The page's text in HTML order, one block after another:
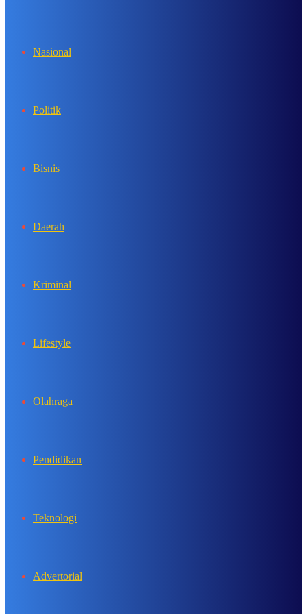
Nasional
Politik
Bisnis
Daerah
Kriminal
Lifestyle
Olahraga
Pendidikan
Teknologi
Advertorial